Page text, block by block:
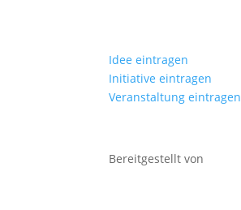
Idee eintragen
Initiative eintragen
Veranstaltung eintragen
Bereitgestellt von